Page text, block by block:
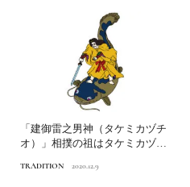
「建御雷之男神（タケミカヅチ
オ）」相撲の祖はタケミカヅチ
TRADITION 2020.12.9